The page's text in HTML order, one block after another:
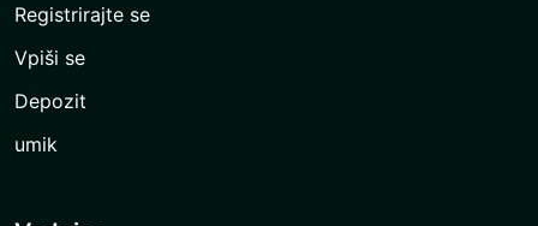
Registrirajte se
Vpiši se
Depozit
umik